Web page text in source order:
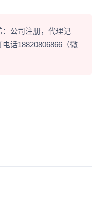
公司注册，代理记
话18820806866（微